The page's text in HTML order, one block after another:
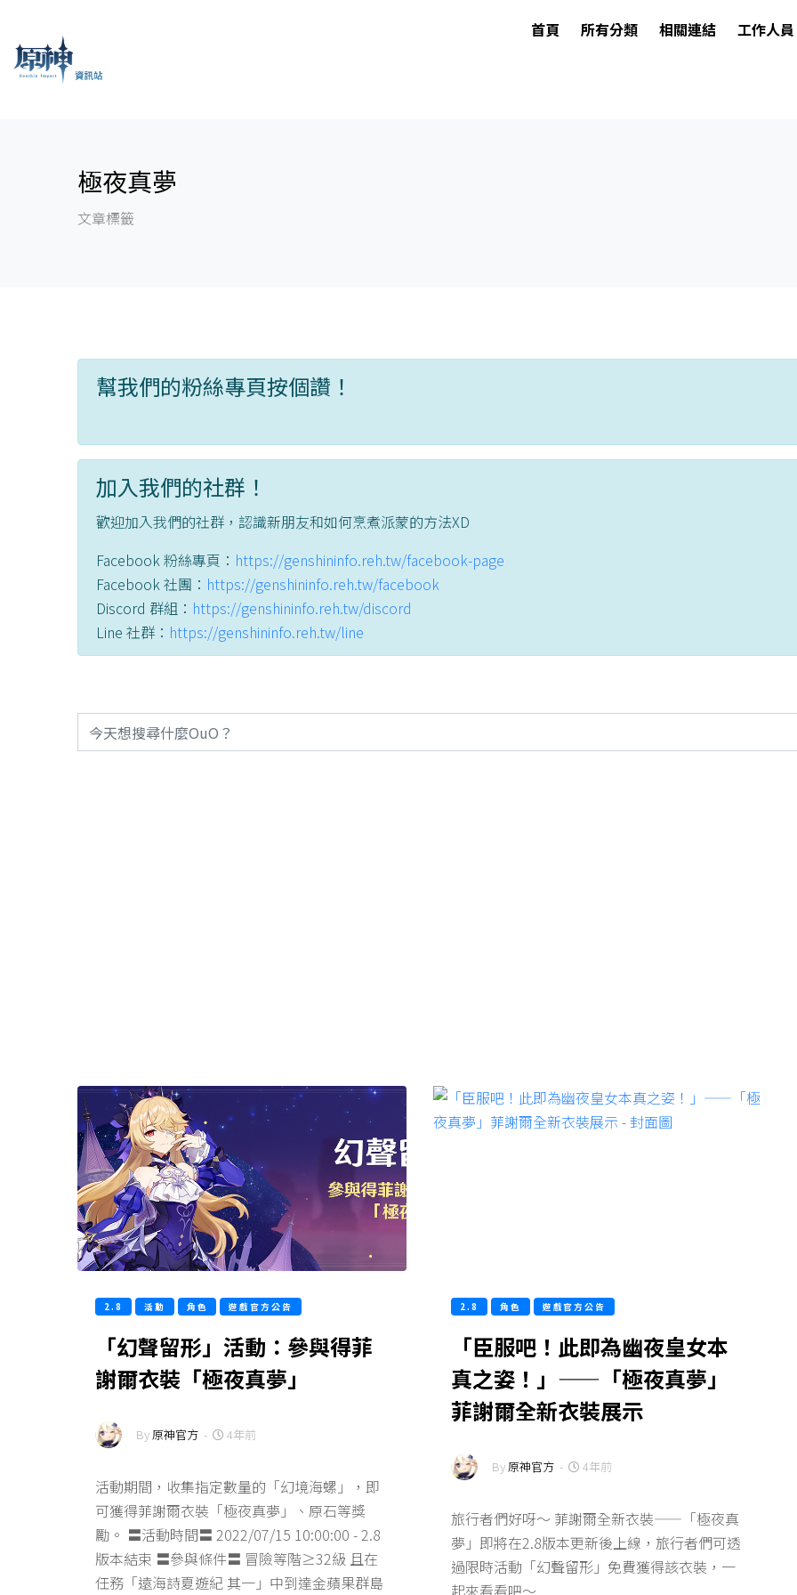
首頁 所有分類 相關連結 工作人員
極夜真夢
文章標籤
幫我們的粉絲專頁按個讚！
加入我們的社群！
歡迎加入我們的社群，認識新朋友和如何烹煮派蒙的方法XD
Facebook 粉絲專頁： https://genshininfo.reh.tw/facebook-page
Facebook 社團： https://genshininfo.reh.tw/facebook
Discord 群組： https://genshininfo.reh.tw/discord
Line 社群： https://genshininfo.reh.tw/line
2.8 活動 角色 遊戲官方公告
「幻聲留形」活動：參與得菲
謝爾衣裝「極夜真夢」
By原神官方 - 4年前
活動期間，收集指定數量的「幻境海螺」，即
可獲得菲謝爾衣裝「極夜真夢」、原石等獎
勵。 〓活動時間〓 2022/07/15 10:00:00 - 2.8
版本結束 〓參與條件〓 冒險等階≥32級 且在
任務「遠海詩夏遊紀 其一」中到達金蘋果群島
2.8 角色 遊戲官方公告
「臣服吧！此即為幽夜皇女本
真之姿！」——「極夜真夢」
菲謝爾全新衣裝展示
By原神官方 - 4年前
旅行者們好呀～ 菲謝爾全新衣裝——「極夜真
夢」即將在2.8版本更新後上線，旅行者們可透
過限時活動「幻聲留形」免費獲得該衣裝，一
起來看看吧～